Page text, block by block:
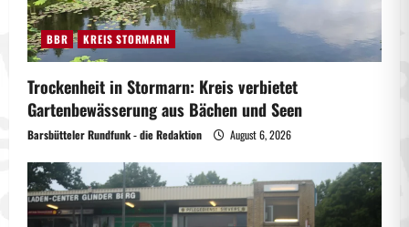
BBR KREIS STORMARN
Trockenheit in Stormarn: Kreis verbietet
Gartenbewässerung aus Bächen und Seen
Barsbütteler Rundfunk - die Redaktion August 6, 2026